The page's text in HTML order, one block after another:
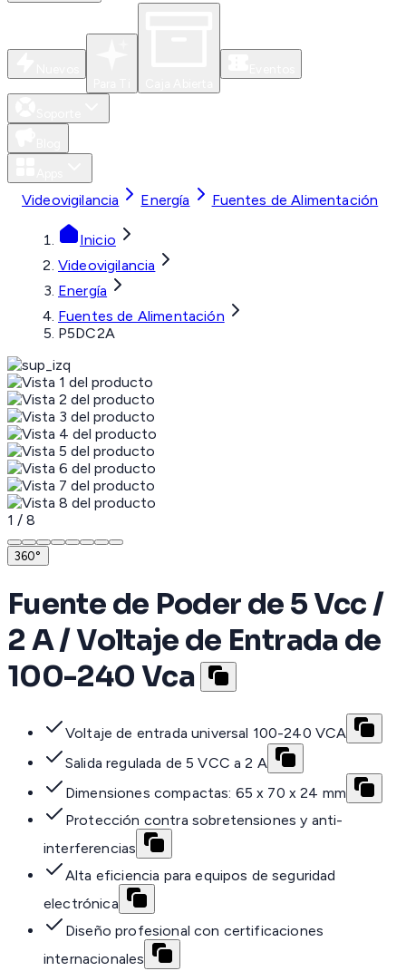
Videovigilancia Energía Fuentes de Alimentación
Inicio
Videovigilancia
Energía
Fuentes de Alimentación
P5DC2A
1 / 8
360°
Fuente de Poder de 5 Vcc /
2 A / Voltaje de Entrada de
100-240 Vca
Voltaje de entrada universal 100-240 VCA
Salida regulada de 5 VCC a 2 A
Dimensiones compactas: 65 x 70 x 24 mm
Protección contra sobretensiones y anti-
interferencias
Alta eficiencia para equipos de seguridad
electrónica
Diseño profesional con certificaciones
internacionales